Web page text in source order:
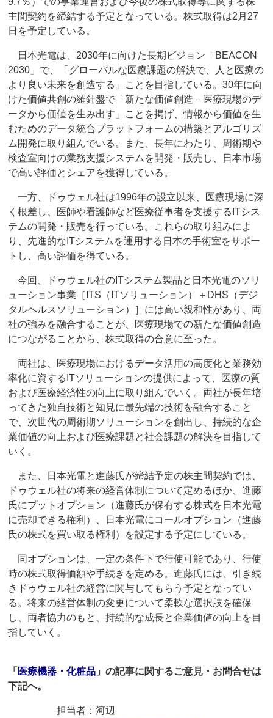
主間契約を締結する予定となっている。株式取得は2月27
日を予定している。
日本光電は、2030年に向けた長期ビジョン「BEACON
2030」で、「グローバルな医療課題の解決で、人と医療の
より良い未来を創造する」ことを目指している。30年に向
けた価値共創の羅針盤で「新たな価値創造－医療現場のデ
ータから価値を生み出す」ことを掲げ、情報から価値を生
むためのデータ統合プラットフォームの構築とアルゴリズ
ム開発に取り組んでいる。また、長年にわたり、周術期や
検査室向けの業務支援システムを開発・販売し、日本市場
で高い評価とシェアを獲得している。
一方、ドゥウェル社は1996年の設立以来、医療現場に深
く根差し、医師や看護師など医療従事者を支援するITシス
テムの開発・販売を行っている。これらの取り組みによ
り、先進的なITシステムを運用する日本の手術室をサポー
トし、高い評価を得ている。
今回、ドゥウェル社のITシステム製品と日本光電のソリ
ューション事業［ITS（ITソリューション）＋DHS（デジ
タルヘルスソリューション）］には高い親和性があり、両
社の強みを融合することが、医療現場での新たな価値創造
につながることから、株式取得の合意に至った。
両社は、医療現場におけるデータ活用の高度化と業務効
率化に資するITソリューションの提供によって、医療の質
および医療経済性の向上に取り組んでいく。両社が長年培
ってきた独自技術と知見に最先端の技術を融合すること
で、次世代の周術期ソリューションを創出し、持続的な企
業価値の向上および医療課題と社会課題の解決を目指して
いく。
また、日本光電と進藤氏が締結予定の株主間契約では、
ドゥウェル社の将来の経営体制について定めるほか、進藤
氏にプットオプション（進藤氏が保有する株式を日本光電
に売却できる権利）、日本光電にコールオプション（進藤
氏の株式を買い取る権利）を設定する予定にしている。
同オプションは、一定の条件下で行使可能であり、行使
時の株式取得価額や手続きを定める。進藤氏には、引き続
きドゥウェル社の経営に関与してもらう予定となってい
る。将来の経営体制の変更について柔軟な選択肢を確保
し、両者協力のもと、持続的な成長と企業価値の向上を目
指していく。
「 医療機器・化粧品 」の記事に関するご意見・お問合せは
下記へ。
担当者：河辺